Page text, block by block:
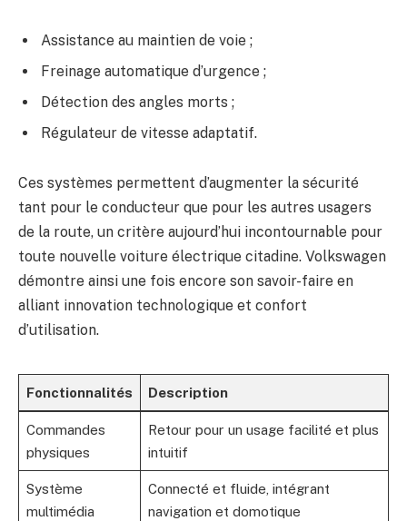
Assistance au maintien de voie ;
Freinage automatique d’urgence ;
Détection des angles morts ;
Régulateur de vitesse adaptatif.
Ces systèmes permettent d’augmenter la sécurité
tant pour le conducteur que pour les autres usagers
de la route, un critère aujourd’hui incontournable pour
toute nouvelle voiture électrique citadine. Volkswagen
démontre ainsi une fois encore son savoir-faire en
alliant innovation technologique et confort
d’utilisation.
Fonctionnalités Description
Commandes
physiques
Retour pour un usage facilité et plus
intuitif
Système
multimédia
Connecté et fluide, intégrant
navigation et domotique